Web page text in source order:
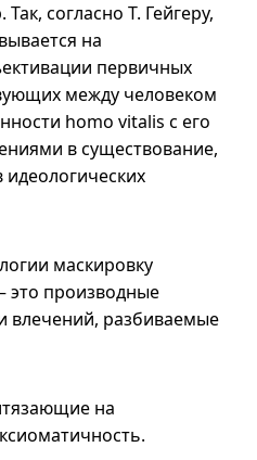
согласно Т. Гейгеру,
на
первичных
между человеком
homo vitalis с его
в существование,
маскировку
это производные
влечений, разбиваемые
на